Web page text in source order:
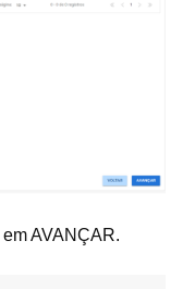
AVANÇAR.